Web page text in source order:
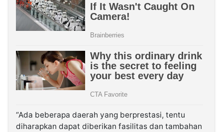
“Ada beberapa daerah yang berprestasi, tentu
diharapkan dapat diberikan fasilitas dan tambahan